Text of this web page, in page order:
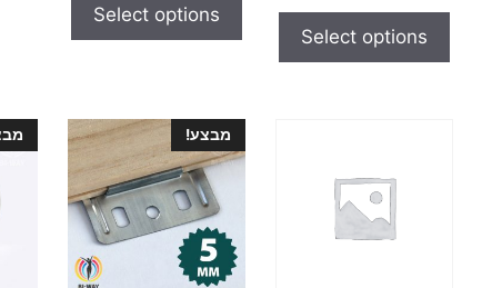
o
5
Select options
o
5
Select options
מבצע!